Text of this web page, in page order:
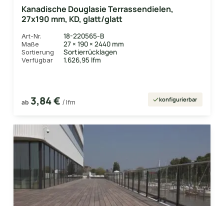
Kanadische Douglasie Terrassendielen,
27x190 mm, KD, glatt/glatt
Art-Nr. 18-220565-B
Maße 27 × 190 × 2440 mm
Sortierung Sortierrücklagen
Verfügbar 1.626,95 lfm
ab 3,84 € / lfm konfigurierbar